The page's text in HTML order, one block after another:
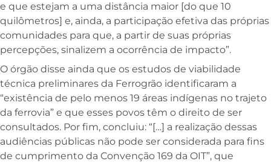
e que estejam a uma distância maior [do que 10
quilômetros] e, ainda, a participação efetiva das próprias
comunidades para que, a partir de suas próprias
percepções, sinalizem a ocorrência de impacto”.
O órgão disse ainda que os estudos de viabilidade
técnica preliminares da Ferrogrão identificaram a
“existência de pelo menos 19 áreas indígenas no trajeto
da ferrovia” e que esses povos têm o direito de ser
consultados. Por fim, concluiu: “[…] a realização dessas
audiências públicas não pode ser considerada para fins
de cumprimento da Convenção 169 da OIT”, que